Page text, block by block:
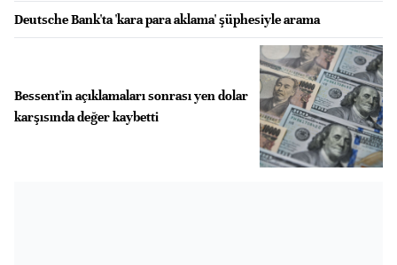
Deutsche Bank'ta 'kara para aklama' şüphesiyle arama
Bessent'in açıklamaları sonrası yen dolar
karşısında değer kaybetti